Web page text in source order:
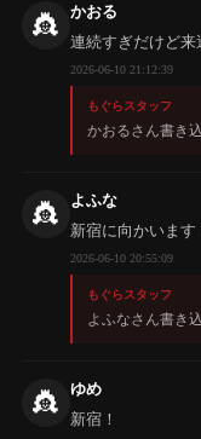
👸
かおる
連続すぎだけど来
2026-06-10 21:12:39
もぐらスタッフ
かおるさん書き
👸
よふな
新宿に向かいます
2026-06-10 20:55:09
もぐらスタッフ
よふなさん書き
👸
ゆめ
新宿！